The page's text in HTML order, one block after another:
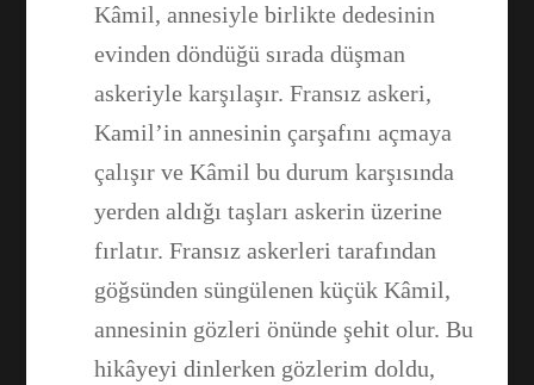
Kâmil, annesiyle birlikte dedesinin
evinden döndüğü sırada düşman
askeriyle karşılaşır. Fransız askeri,
Kamil’in annesinin çarşafını açmaya
çalışır ve Kâmil bu durum karşısında
yerden aldığı taşları askerin üzerine
fırlatır. Fransız askerleri tarafından
göğsünden süngülenen küçük Kâmil,
annesinin gözleri önünde şehit olur. Bu
hikâyeyi dinlerken gözlerim doldu,